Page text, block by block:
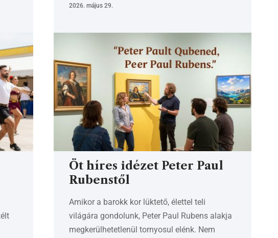
2026. május 29.
Öt híres idézet Peter Paul
Rubenstől
Amikor a barokk kor lüktető, élettel teli
világára gondolunk, Peter Paul Rubens alakja
megkerülhetetlenül tornyosul elénk. Nem